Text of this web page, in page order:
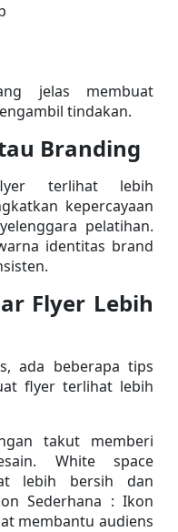
jelas membuat
tindakan.
Branding
terlihat lebih
kepercayaan
pelatihan.
identitas brand
Flyer Lebih
ada beberapa tips
flyer terlihat lebih
takut memberi
White space
lebih bersih dan
Sederhana : Ikon
membantu audiens